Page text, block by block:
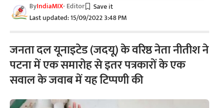
Last updated: 15/09/2022 3:48 PM
ByIndiaMIX- Editor
जनता दल यूनाइटेड (जदयू) के वरिष्ठ नेता नीतीश ने
पटना में एक समारोह से इतर पत्रकारों के एक
सवाल के जवाब में यह टिप्पणी की